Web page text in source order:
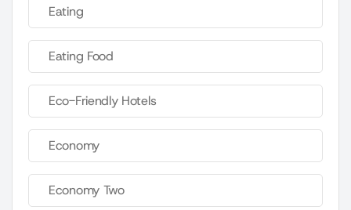
Eating
Eating Food
Eco-Friendly Hotels
Economy
Economy Two